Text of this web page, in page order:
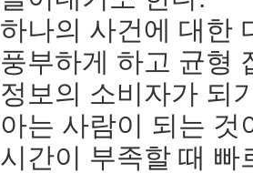
하나의 사건에 대한
풍부하게 하고 균형
정보의 소비자가 되
아는 사람이 되는 것
시간이 부족할 때 빠